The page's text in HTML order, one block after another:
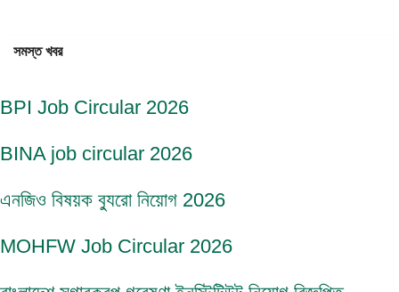
সমস্ত খবর
BPI Job Circular 2026
BINA job circular 2026
এনজিও বিষয়ক ব্যুরো নিয়োগ 2026
MOHFW Job Circular 2026